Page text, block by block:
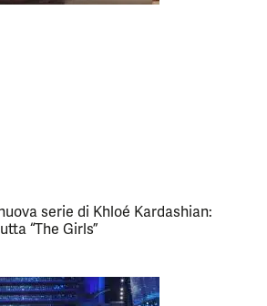
serie di Khloé Kardashian:
“The Girls”